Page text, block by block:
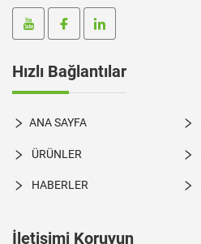
Hızlı Bağlantılar
ANA SAYFA
ÜRÜNLER
HABERLER
İletişimi Koruyun